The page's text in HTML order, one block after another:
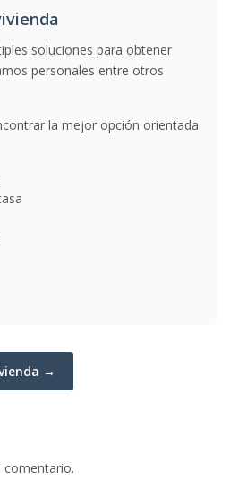
soluciones para obtener
personales entre otros
la mejor opción orientada
→
comentario.